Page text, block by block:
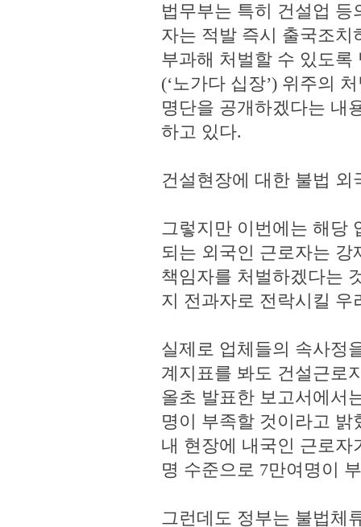
법무부는 특히 건설업
자는 적발 즉시 출국조치
부과해 처벌할 수 있도
(‘노가다 십장’) 위주의
명단을 공개하겠다는 내
하고 있다.
건설현장에 대한 불법
그렇지만 이번에는 해당
되는 외국인 근로자는
책임자를 처벌하겠다는
지 전과자로 전락시킬
실제로 업체들의 속사정
계지표를 봐도 건설근로
올초 발표한 보고서에서
명이 부족할 것이라고 밝
내 현장에 내국인 근로자
명 수준으로 7만여명이
그런데도 정부는 불법체